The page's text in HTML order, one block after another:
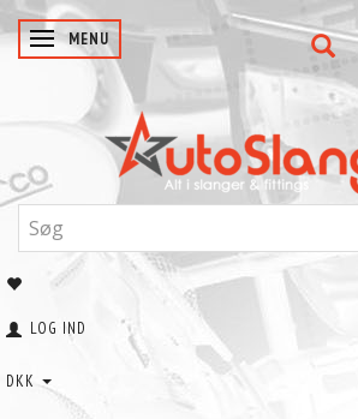
SKIFTE NAVIGATION
MENU
LOG IND
DKK